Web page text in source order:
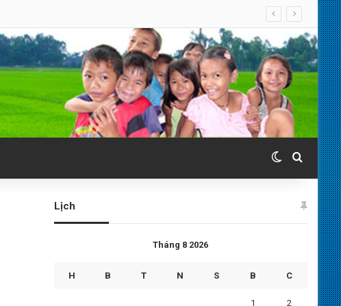
Switch skin
Search
Lịch
Tháng 8 2026
H B T N S B C
1 2